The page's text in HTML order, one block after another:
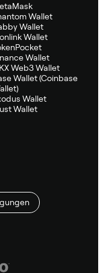
Wallet
Wallet
Wallet
Wallet
Web3 Wallet
Wallet (Coinbase
Wallet
Wallet